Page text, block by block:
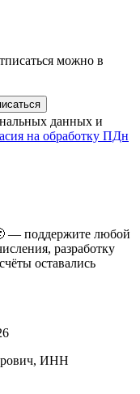
можно в
данных и
на обработку ПДн
— поддержите любой
разработку
оставались
ИНН